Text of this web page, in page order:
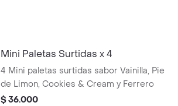
Mini Paletas Surtidas x 4
4 Mini paletas surtidas sabor Vainilla, Pie
de Limon, Cookies & Cream y Ferrero
$ 36.000